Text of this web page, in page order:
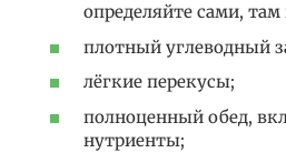
определяйте сами,
плотный углеводный
лёгкие перекусы;
полноценный обед,
нутриенты;